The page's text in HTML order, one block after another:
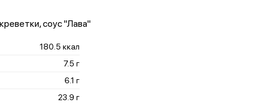
соус "Лава"
180.5 ккал
7.5 г
6.1 г
23.9 г